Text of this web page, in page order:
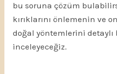
bu soruna çözüm
kırıklarını önlemenin ve
doğal yöntemlerini detaylı
inceleyeceğiz.